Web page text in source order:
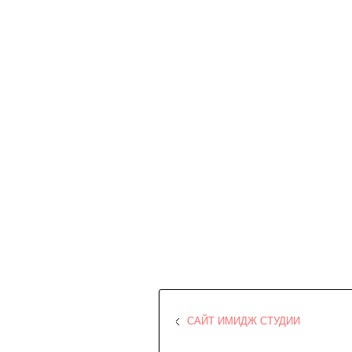
САЙТ ИМИДЖ СТУДИИ